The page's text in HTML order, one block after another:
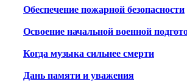
Обеспечение пожарной безопасности
Освоение начальной военной
Когда музыка сильнее смерти
Дань памяти и уважения